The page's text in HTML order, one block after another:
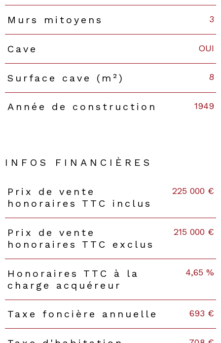
Murs mitoyens 3
Cave OUI
Surface cave (m²) 8
Année de construction 1949
INFOS FINANCIÈRES
Caractéristiques Valeurs
Prix de vente
honoraires TTC inclus
225 000 €
Prix de vente
honoraires TTC exclus
215 000 €
Honoraires TTC à la
charge acquéreur
4,65 %
Taxe foncière annuelle 693 €